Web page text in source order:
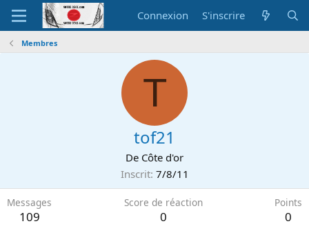
Connexion S'inscrire
Membres
T
tof21
De Côte d'or
Inscrit 7/8/11
Messages
109
Score de réaction
0
Points
0